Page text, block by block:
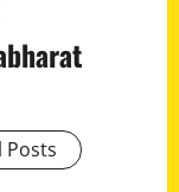
Posts